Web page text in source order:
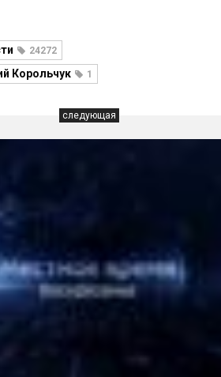
24272
Корольчук 1
следующая